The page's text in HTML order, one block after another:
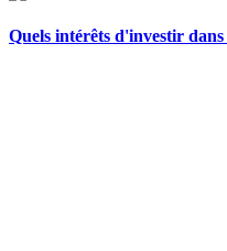
Quels intérêts d'investir